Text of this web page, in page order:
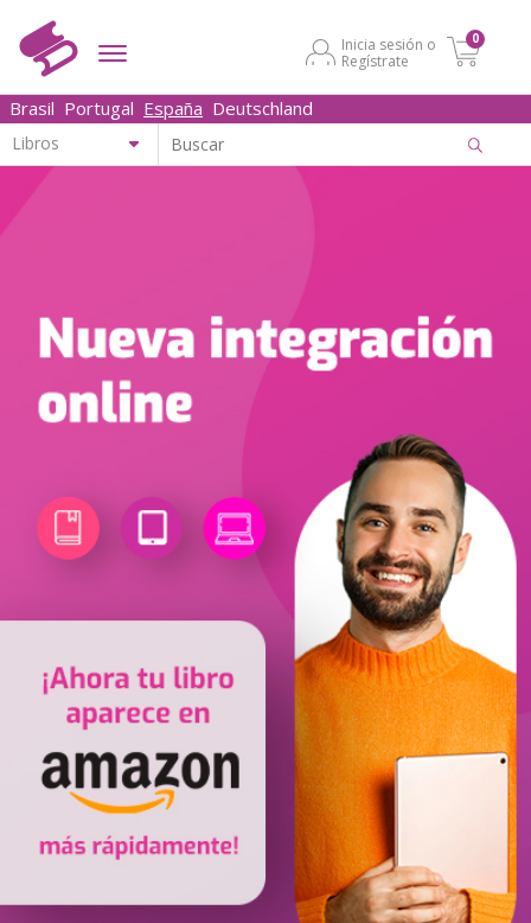
Inicia sesión o
Regístrate
0
Brasil Portugal España Deutschland